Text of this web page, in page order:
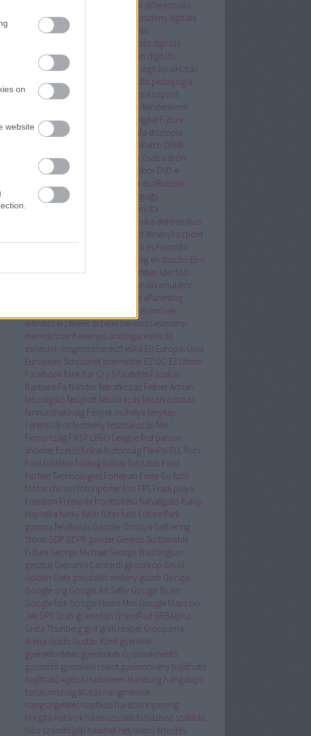
on
website
front tape loading cassette deck differenciális
digitalistemahet.hu
digitális asszisztens digitális
bölcsészetdigitális család
digitális
digitális írástudás digitális
kultúradigitális műemlékvédelem digitális
munkaerődigitális muzeológia
digitális oktatás
Digitális Oktatási Stratégia
digitális pedagógia
Digitális Pedagógiai Módszertani Központ
Digitális Talkshow Mindenkinek
Digitális Témahét
Digital Future
dislike dislike mob Disztichon Alfa disztópia
Dot Watch DPMK
DPMK.hudr. Fehér Péter dr. Pléh Csaba drón
drónvadász
DUE médiatábor DVD e-
eb ecoRobotix
Ecosia
ecosia.org
egészségügy
egyensúlyozás
egyetemista
elektronika elektronikus
Elias robot élményközpont
élő adásElső Óbudai Szeszégető és Finomító
elterjedtség elválasztó Elvis
Presleyember-gép
emberi identitás
emocionális emulátor
Enter the Matrix eParenting
erőművek
értesítésérzékelésérzelmi bevonás esemény-
menedzsment esernyő analógia esőerdő
esőerdők megmentése észt etika EU Európai Unió
European Schoolnet ezermester EZ OC EZ Ultimo
Facebook fánk Far Cry 5faültetés Fazekas
Barbara Fa Nándor feliratkozás Fellner Adrián
felszolgáló felújítottfelülórázásfelzárkóztatás
fenntarthatóság Fények műhelyefénykép
Ferencvárosfestmény fészbúkozásfilm
Finnország FIRST LEGO Leaguefirst person
shooter fizetősfizikai biztonság FlexPai FLL flopi
Fold foldablefoldingfollowfolytatás Ford
Fortem Technologies Fortepan Forte Go fotó
fotóarchívum fotóriporter foxi FPS Fradi pálya
Freedom Freewritefronttöltésű fülhallgató Fülöp
Hajnalka funky futár futásfutó Future Park
gamma felvillanás Ganzler Orsolya Gathering
Storm GDP GDPR gender Genesis Sustainable
Future George Michael George Washington
gesztus Giovanni Contardi giroszkóp Gmail
Golden Gate golyóálló mellény gomb Google
Google.org Google Art Selfie Google Brain
Google fiók Google Home Mini Google Maps Go
Jek GPS Grab gramofon GrandPad GRBAlpha
Greta Thunberg grill grim reaper Groupama
Aréna Guido Gustav Klimt gyerekek
gyerektüntetés gyermekek Gyermekmentő
gyomírtó gyomláló robot gyomnövény hajlítható
hajlítható kijelző Halloween Hamburg hangalapú
tartalomszolgáltatás hangmérnök
hangszigetelés haptikus hardcore gaming
Hargita határok házhozszállítás házhoz szállítás
házi számítógép headset helyalapú értesítés